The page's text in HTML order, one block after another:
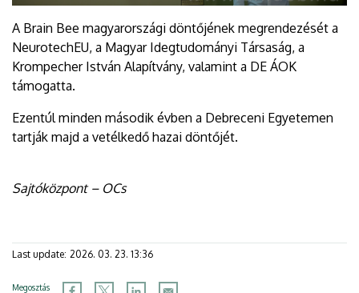
A Brain Bee magyarországi döntőjének megrendezését a
NeurotechEU, a Magyar Idegtudományi Társaság, a
Krompecher István Alapítvány, valamint a DE ÁOK
támogatta.
Ezentúl minden második évben a Debreceni Egyetemen
tartják majd a vetélkedő hazai döntőjét.
Sajtóközpont – OCs
Last update: 2026. 03. 23. 13:36
Megosztás